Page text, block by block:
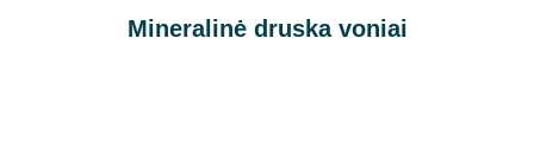
Mineralinė druska voniai